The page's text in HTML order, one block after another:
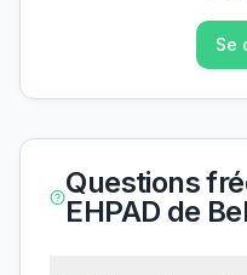
Se
Questions
EHPAD de